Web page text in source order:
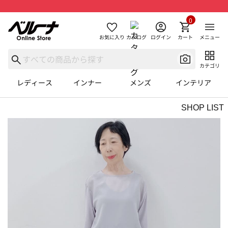
お気に入り カタログ ログイン カート
0
メニュー
カテゴリ
レディース インナー メンズ インテリア
SHOP LIST